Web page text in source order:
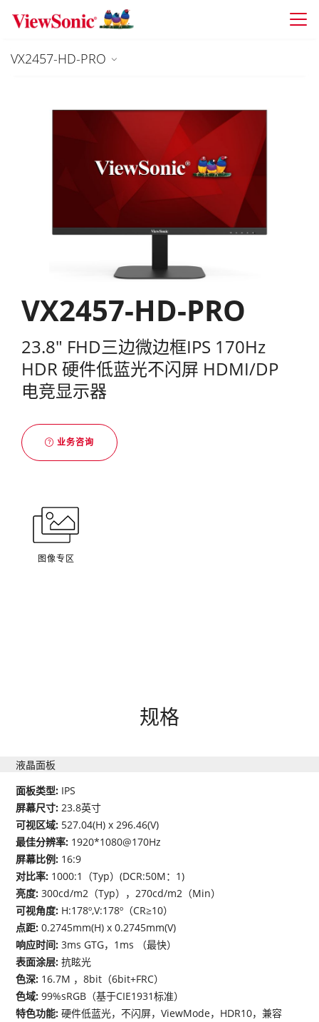
Skip to main content
VX2457-HD-PRO
VX2457-HD-PRO
23.8" FHD三边微边框IPS 170Hz
HDR 硬件低蓝光不闪屏 HDMI/DP
电竞显示器
业务咨询
图像专区
规格
液晶面板
面板类型: IPS
屏幕尺寸: 23.8英寸
可视区域: 527.04(H) x 296.46(V)
最佳分辨率: 1920*1080@170Hz
屏幕比例: 16:9
对比率: 1000:1（Typ）(DCR:50M：1)
亮度:300cd/m2（Typ），270cd/m2（Min）
可视角度: H:178º,V:178º（CR≥10）
点距:0.2745mm(H) x 0.2745mm(V)
响应时间:3ms GTG，1ms （最快）
表面涂层:抗眩光
色深: 16.7M ，8bit（6bit+FRC）
色域:99%sRGB（基于CIE1931标准）
特色功能:硬件低蓝光，不闪屏，ViewMode，HDR10，兼容